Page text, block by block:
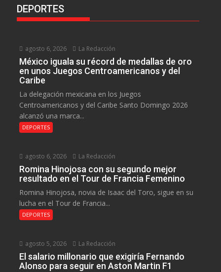
DEPORTES
agosto 6, 2026 La Redacción
México iguala su récord de medallas de oro
en unos Juegos Centroamericanos y del
Caribe
La delegación mexicana en los Juegos
Centroamericanos y del Caribe Santo Domingo 2026
alcanzó una marca...
DEPORTES
agosto 6, 2026 La Redacción
Romina Hinojosa con su segundo mejor
resultado en el Tour de Francia Femenino
Romina Hinojosa, novia de Isaac del Toro, sigue en su
lucha en el Tour de Francia...
DEPORTES
agosto 5, 2026 La Redacción
El salario millonario que exigiría Fernando
Alonso para seguir en Aston Martin F1